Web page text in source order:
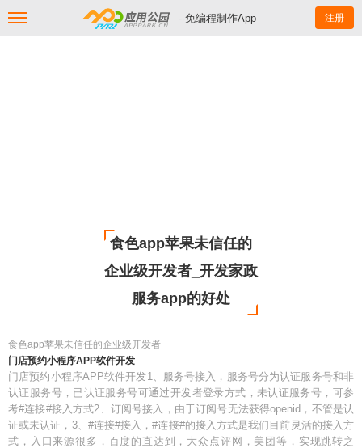
--免编程制作App 注册
食色app苹果未信任的
企业级开发者_开发家政
服务app的好处
食色app苹果未信任的企业级开发者
门店预约小程序APP软件开发
门店预约小程序APP软件开发1、服务号接入，服务号分为认证服务号和非
认证服务号，已认证服务号可通过开发者登录方式，未认证服务号，可参
考#连接#接入方式2、订阅号接入，由于订阅号无法获得openid，不管是认
证或未认证，3、#连接#接入，#连接#的接入方式是我们目前灵活的接入方
式，入口来源很多，百度的直达到，大众点评网，美团等，实现跳转之